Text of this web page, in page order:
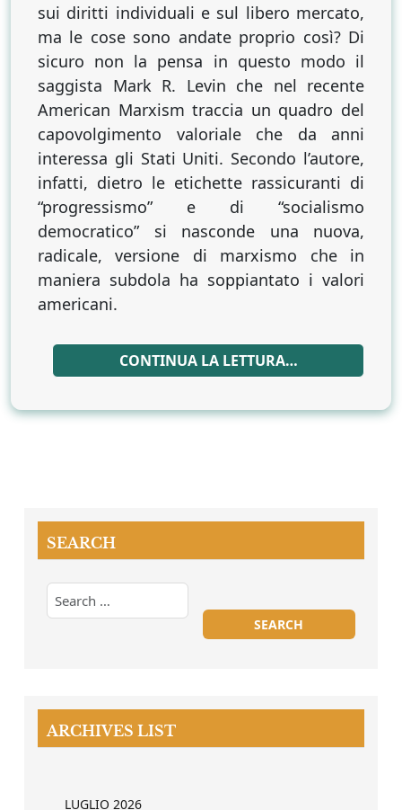
sui diritti individuali e sul libero mercato,
ma le cose sono andate proprio così? Di
sicuro non la pensa in questo modo il
saggista Mark R. Levin che nel recente
American Marxism traccia un quadro del
capovolgimento valoriale che da anni
interessa gli Stati Uniti. Secondo l’autore,
infatti, dietro le etichette rassicuranti di
“progressismo” e di “socialismo
democratico” si nasconde una nuova,
radicale, versione di marxismo che in
maniera subdola ha soppiantato i valori
americani.
CONTINUA LA LETTURA…
SEARCH
ARCHIVES LIST
LUGLIO 2026